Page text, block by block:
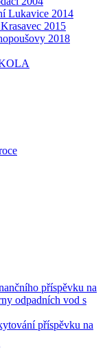
Lukavice 2014
2015
2018
příspěvku na
odpadních vod s
příspěvku na